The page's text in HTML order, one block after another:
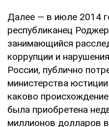
Далее — в июле 2014
республиканец
занимающийся
коррупции и
России, публично
министерства
каково
была приобретена
миллионов долларов